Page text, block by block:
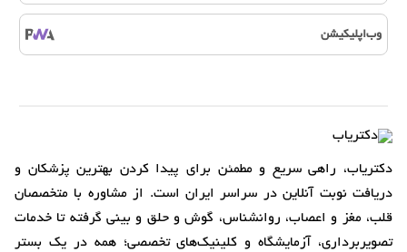
وب‌اپلیکیشن
دکتریاب، راهی سریع و مطمئن برای پیدا کردن بهترین پزشکان و
دریافت نوبت آنلاین در سراسر ایران است. از مشاوره با متخصصان
قلب، مغز و اعصاب، روانشناس، گوش و حلق و بینی گرفته تا خدمات
تصویربرداری، آزمایشگاه و کلینیک‌های تخصصی؛ همه در یک بستر